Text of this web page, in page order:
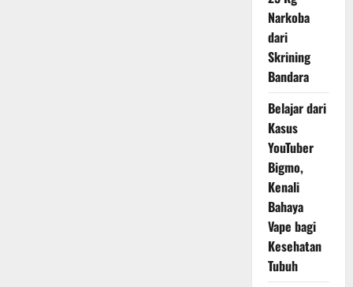
Narkoba
dari
Skrining
Bandara
Belajar dari
Kasus
YouTuber
Bigmo,
Kenali
Bahaya
Vape bagi
Kesehatan
Tubuh